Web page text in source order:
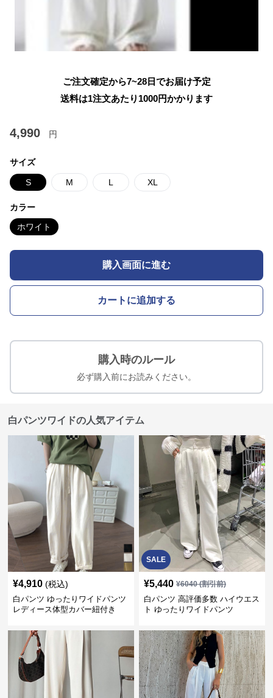
ご注文確定から7~28日でお届け予定
送料は1注文あたり 1000円かかります
4,990 円
サイズ
S M L XL
カラー
ホワイト
購入画面に進む
カートに追加する
購入時のルール
必ず購入前にお読みください。
白パンツワイドの人気アイテム
¥4,910 (税込)
白パンツ ゆったりワイドパンツ
レディース体型カバー紐付き
SALE
¥5,440 ¥6040(割引前)
白パンツ 高評価多数 ハイウエス
ト ゆったりワイドパンツ